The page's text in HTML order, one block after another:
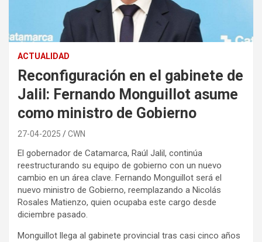
ACTUALIDAD
Reconfiguración en el gabinete de
Jalil: Fernando Monguillot asume
como ministro de Gobierno
27-04-2025 CWN
El gobernador de Catamarca, Raúl Jalil, continúa
reestructurando su equipo de gobierno con un nuevo
cambio en un área clave. Fernando Monguillot será el
nuevo ministro de Gobierno, reemplazando a Nicolás
Rosales Matienzo, quien ocupaba este cargo desde
diciembre pasado.
Monguillot llega al gabinete provincial tras casi cinco años